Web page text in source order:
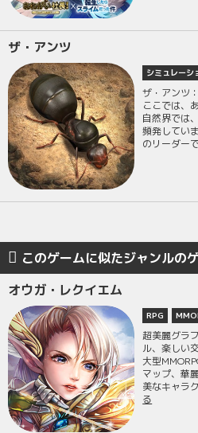
ザ・アンツ
シミュレーシ
ザ・アンツ
ここでは、
自然界では
頻発してい
のリーダー
このゲームに似たジャンルの
オウガ・レクイエム
RPG
超美麗グラ
ル、楽しい
大型
マップ、華
美なキャラ
る